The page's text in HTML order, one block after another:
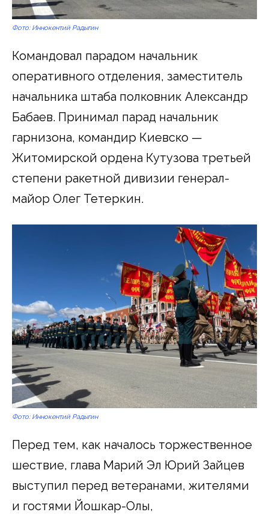
Фото: Иннокентий Радыгин
Командовал парадом начальник
оперативного отделения, заместитель
начальника штаба полковник Александр
Бабаев. Принимал парад начальник
гарнизона, командир Киевско —
Житомирской ордена Кутузова третьей
степени ракетной дивизии генерал-
майор Олег Тетеркин.
Фото: Иннокентий Радыгин
Перед тем, как началось торжественное
шествие, глава Марий Эл Юрий Зайцев
выступил перед ветеранами, жителями
и гостями Йошкар-Олы,